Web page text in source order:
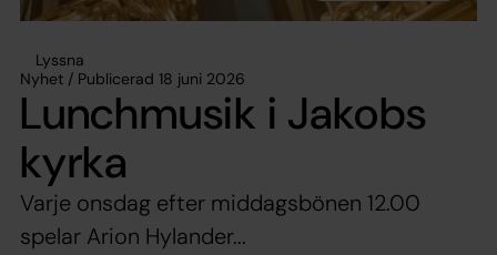
Lyssna
Nyhet / Publicerad 18 juni 2026
Lunchmusik i Jakobs
kyrka
Varje onsdag efter middagsbönen 12.00
spelar Arion Hylander...